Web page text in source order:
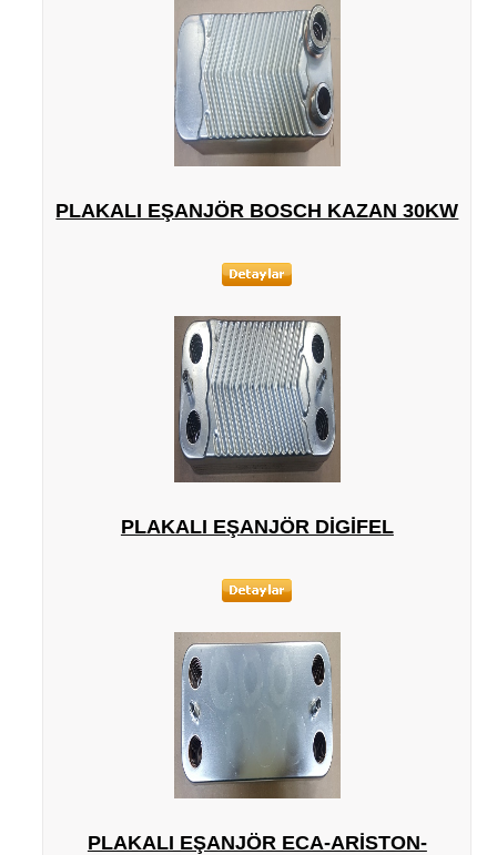
PLAKALI EŞANJÖR BOSCH KAZAN 30KW
PLAKALI EŞANJÖR DIGIFEL
PLAKALI EŞANJÖR ECA-ARISTON-